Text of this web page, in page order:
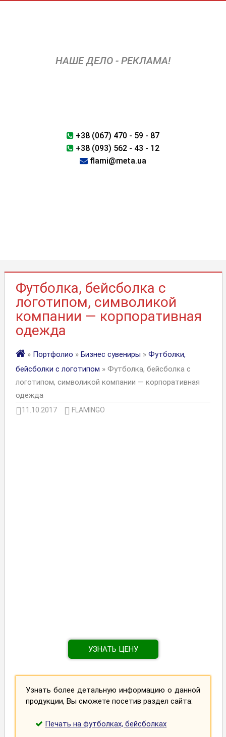
НАШЕ ДЕЛО - РЕКЛАМА!
+38 (067) 470 - 59 - 87
+38 (093) 562 - 43 - 12
flami@meta.ua
Футболка, бейсболка с
логотипом, символикой
компании — корпоративная
одежда
» Портфолио » Бизнес сувениры » Футболки,
бейсболки с логотипом » Футболка, бейсболка с
логотипом, символикой компании — корпоративная
одежда
11.10.2017 FLAMINGO
УЗНАТЬ ЦЕНУ
Узнать более детальную информацию о данной
продукции, Вы сможете посетив раздел сайта:
Печать на футболках, бейсболках